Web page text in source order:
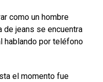
como un hombre
jeans se encuentra
hablando por teléfono
el momento fue